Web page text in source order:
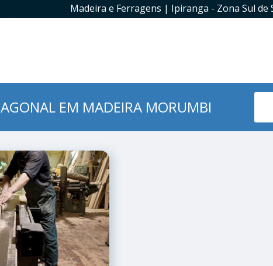
Madeira e Ferragens | Ipiranga - Zona Sul de
EM MADEIRA MORUMBI